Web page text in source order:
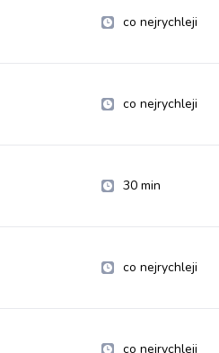
co nejrychleji
co nejrychleji
30 min
co nejrychleji
co nejrychleji